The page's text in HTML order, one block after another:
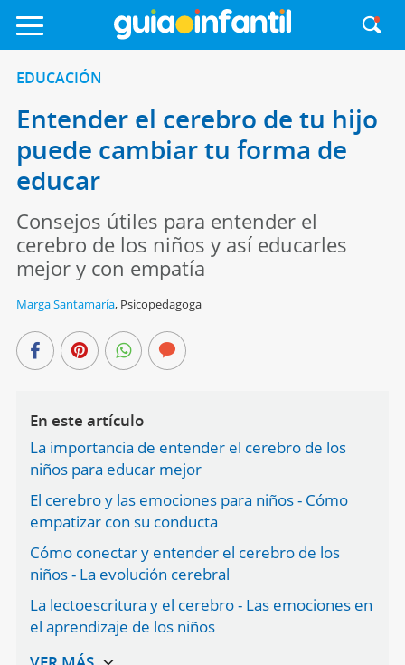
EDUCACIÓN
Entender el cerebro de tu hijo
puede cambiar tu forma de
educar
Consejos útiles para entender el
cerebro de los niños y así educarles
mejor y con empatía
Marga Santamaría, Psicopedagoga
En este artículo
La importancia de entender el cerebro de los
niños para educar mejor
El cerebro y las emociones para niños - Cómo
empatizar con su conducta
Cómo conectar y entender el cerebro de los
niños - La evolución cerebral
La lectoescritura y el cerebro - Las emociones en
el aprendizaje de los niños